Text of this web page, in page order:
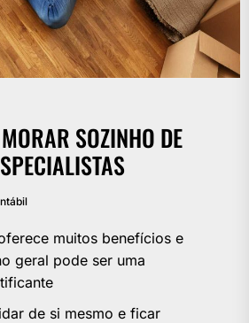
SOZINHO DE
muitos benefícios e
geral pode ser uma
de si mesmo e ficar